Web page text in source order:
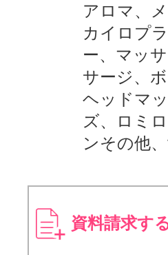
アロマ、
カイロプ
ー、マッ
サージ、
ヘッドマ
ズ、ロミ
ンその他
資料請求す